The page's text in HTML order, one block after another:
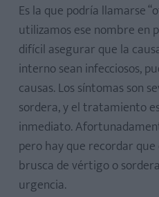
Es la que podría llamarse
utilizamos ese nombre en
difícil asegurar que la
interno sean infecciosos,
causas. Los síntomas son
sordera, y el tratamiento
inmediato.
pero hay que recordar
brusca de vértigo o
urgencia.